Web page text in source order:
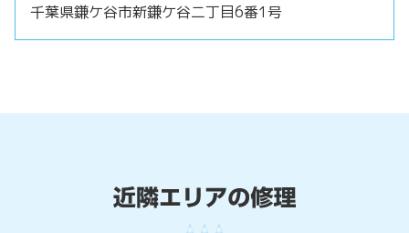
千葉県鎌ケ谷市新鎌ケ谷二丁目6番1号